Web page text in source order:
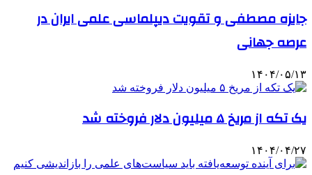
جایزه مصطفی و تقویت دیپلماسی علمی ایران در
عرصه جهانی
۱۴۰۴/۰۵/۱۳
یک تکه از مریخ ۵ میلیون دلار فروخته شد
۱۴۰۴/۰۴/۲۷